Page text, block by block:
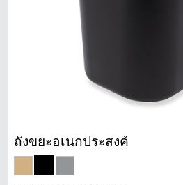
ถังขยะอเนกประสงค์